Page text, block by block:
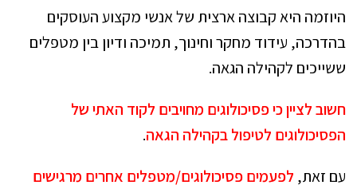
היוזמה היא קבוצה ארצית של אנשי מקצוע העוסקים
בהדרכה, עידוד מחקר וחינוך, תמיכה ודיון בין מטפלים
ששייכים לקהילה הגאה.
חשוב לציין כי פסיכולוגים מחויבים לקוד האתי של
הפסיכולוגים לטיפול בקהילה הגאה.
עם זאת, לפעמים פסיכולוגים/מטפלים אחרים מרגישים